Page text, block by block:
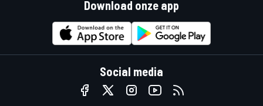
Download onze app
Social media